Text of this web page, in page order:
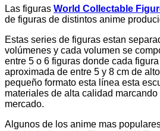
Las figuras World Collectable
de figuras de distintos anime
Estas series de figuras estan
volúmenes y cada volumen se
entre 5 o 6 figuras donde cada
aproximada de entre 5 y 8 cm de
pequeño formato esta línea esta
materiales de alta calidad
mercado.
Algunos de los anime mas